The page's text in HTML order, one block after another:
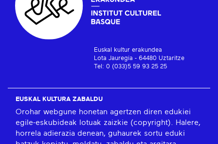
Euskal kultur erakundea
Lota Jauregia - 64480 Uztaritze
Tel: 0 (033)5 59 93 25 25
EUSKAL KULTURA ZABALDU
Orohar webgune honetan agertzen diren edukiei
egile-eskubideak lotuak zaizkie (copyright). Halere,
horrela adierazia denean, guhaurek sortu eduki